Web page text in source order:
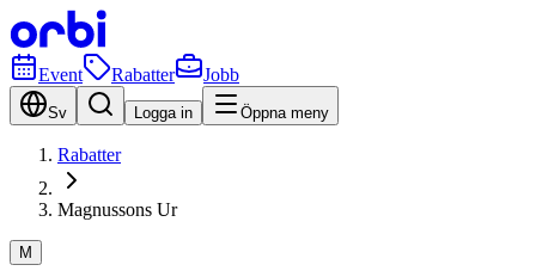
Event Rabatter Jobb
Sv Logga in Öppna meny
Rabatter
Magnussons Ur
M